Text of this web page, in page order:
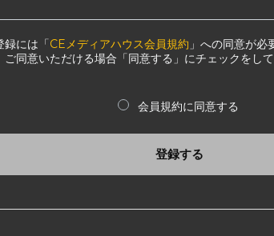
録には「CEメディアハウス会員規約 」への同意が必
ご同意いただける場合「同意する」にチェックをし
会員規約に同意する
登録する